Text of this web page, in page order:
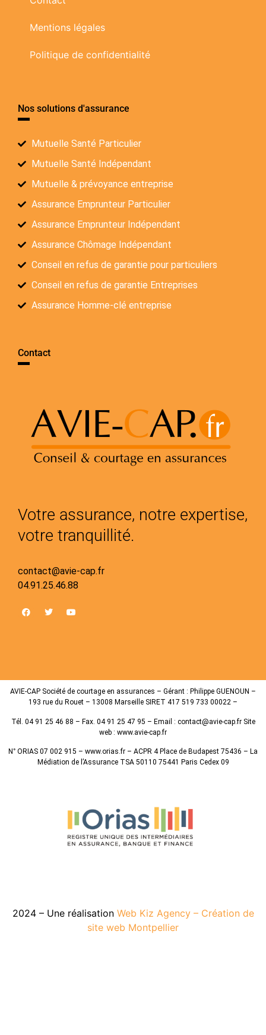
Mentions légales
Politique de confidentialité
Nos solutions d'assurance
Mutuelle Santé Particulier
Mutuelle Santé Indépendant
Mutuelle & prévoyance entreprise
Assurance Emprunteur Particulier
Assurance Emprunteur Indépendant
Assurance Chômage Indépendant
Conseil en refus de garantie pour particuliers
Conseil en refus de garantie Entreprises
Assurance Homme-clé entreprise
Contact
Votre assurance, notre expertise,
votre tranquillité.
contact@avie-cap.fr
04.91.25.46.88
AVIE-CAP Société de courtage en assurances – Gérant : Philippe GUENOUN –
193 rue du Rouet – 13008 Marseille SIRET 417 519 733 00022 –
Tél. 04 91 25 46 88 – Fax. 04 91 25 47 95 – Email : contact@avie-cap.fr Site
web : www.avie-cap.fr
N° ORIAS 07 002 915 – www.orias.fr – ACPR 4 Place de Budapest 75436 – La
Médiation de l’Assurance TSA 50110 75441 Paris Cedex 09
2024 – Une réalisation Web Kiz Agency – Création de
site web Montpellier